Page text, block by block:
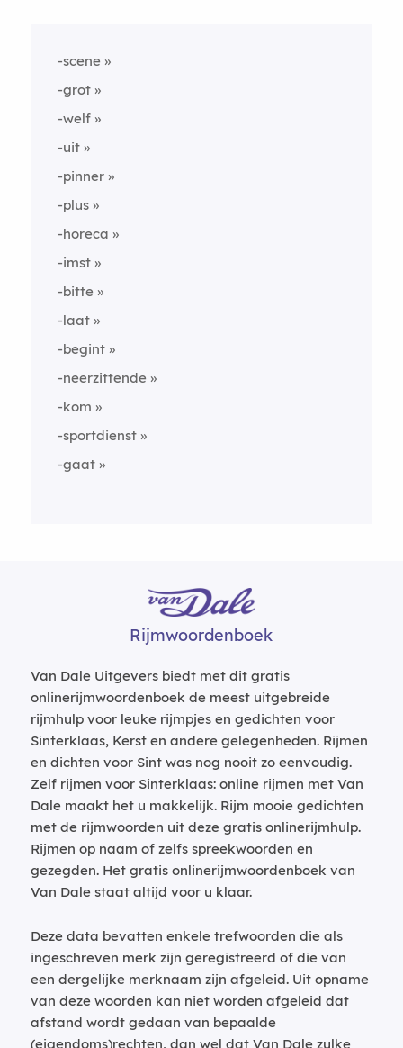
-scene
-grot
-welf
-uit
-pinner
-plus
-horeca
-imst
-bitte
-laat
-begint
-neerzittende
-kom
-sportdienst
-gaat
Rijmwoordenboek
Van Dale Uitgevers biedt met dit gratis
onlinerijmwoordenboek de meest uitgebreide
rijmhulp voor leuke rijmpjes en gedichten voor
Sinterklaas, Kerst en andere gelegenheden. Rijmen
en dichten voor Sint was nog nooit zo eenvoudig.
Zelf rijmen voor Sinterklaas: online rijmen met Van
Dale maakt het u makkelijk. Rijm mooie gedichten
met de rijmwoorden uit deze gratis onlinerijmhulp.
Rijmen op naam of zelfs spreekwoorden en
gezegden. Het gratis onlinerijmwoordenboek van
Van Dale staat altijd voor u klaar.
Deze data bevatten enkele trefwoorden die als
ingeschreven merk zijn geregistreerd of die van
een dergelijke merknaam zijn afgeleid. Uit opname
van deze woorden kan niet worden afgeleid dat
afstand wordt gedaan van bepaalde
(eigendoms)rechten, dan wel dat Van Dale zulke